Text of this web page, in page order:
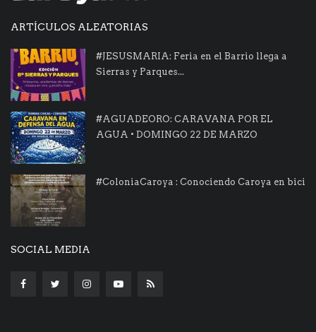
ARTÍCULOS ALEATORIAS
#JESUSMARIA: Feria en el Barrio llega a
Sierras y Parques...
#AGUADEORO: CARAVANA POR EL
AGUA • DOMINGO 22 DE MARZO
#ColoniaCaroya : Conociendo Caroya en bici
SOCIAL MEDIA